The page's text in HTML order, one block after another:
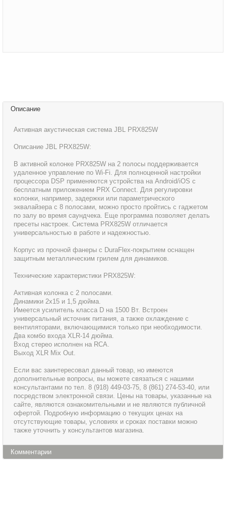
Описание
Активная акустическая система JBL PRX825W
Описание JBL PRX825W:
В активной колонке PRX825W на 2 полосы поддерживается
удаленное управление по Wi-Fi. Для полноценной настройки
процессора DSP применяются устройства на Android/iOS с
бесплатным приложением PRX Connect. Для регулировки
колонки, например, задержки или параметрического
эквалайзера с 8 полосами, можно просто пройтись с гаджетом
по залу во время саундчека. Еще программа позволяет делать
пресеты настроек. Система PRX825W отличается
универсальностью в работе и надежностью.
Корпус из прочной фанеры с DuraFlex-покрытием оснащен
защитным металлическим грилем для динамиков.
Технические характеристики PRX825W:
Активная колонка с 2 полосами.
Динамики 2x15 и 1,5 дюйма.
Имеется усилитель класса D на 1500 Вт. Встроен
универсальный источник питания, а также охлаждение с
вентиляторами, включающимися только при необходимости.
Два комбо входа XLR-14 дюйма.
Вход стерео исполнен на RCA.
Выход XLR Mix Out.
Если вас заинтересовал данный товар, но имеются
дополнительные вопросы, вы можете связаться с нашими
консультантами по тел. 8 (918) 449-03-75, 8 (861) 274-53-40, или
посредством электронной связи. Цены на товары, указанные на
сайте, являются ознакомительными и не являются публичной
офертой. Подробную информацию о текущих ценах на
отсутствующие товары, условиях и сроках поставки можно
также уточнить у консультантов магазина.
Комментарии